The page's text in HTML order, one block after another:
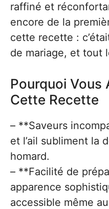
raffiné et
encore de la
cette recette :
de mariage, et tout
Pourquoi Vous
Cette Recette
– **Saveurs
et l’ail subliment la
homard.
– **Facilité de
apparence
accessible même